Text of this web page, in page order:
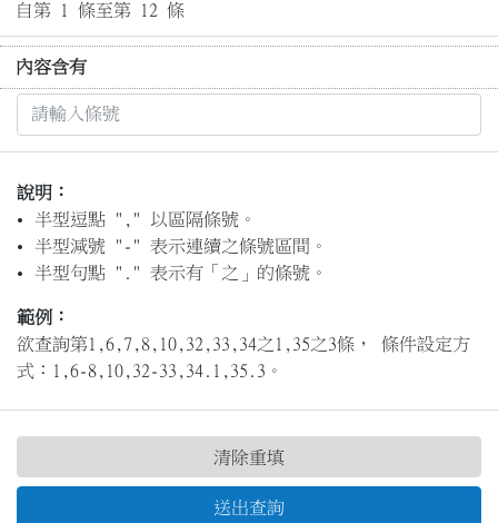
自第 1 條至第 12 條
內容含有
說明：
半型逗點 "," 以區隔條號。
半型減號 "-" 表示連續之條號區間。
半型句點 "." 表示有「之」的條號。
範例：
欲查詢第1,6,7,8,10,32,33,34之1,35之3條， 條件設定方
式：1,6-8,10,32-33,34.1,35.3。
送出查詢
清除重填